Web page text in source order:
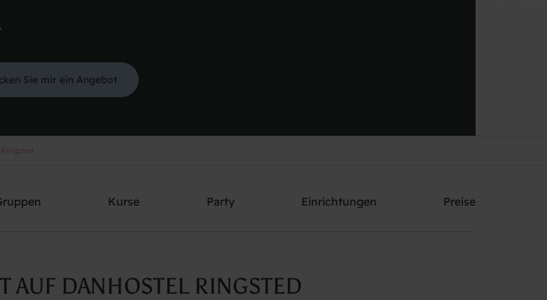
Sie mir ein Angebot
Kurse Party Einrichtungen Preise
AUF DANHOSTEL RINGSTED